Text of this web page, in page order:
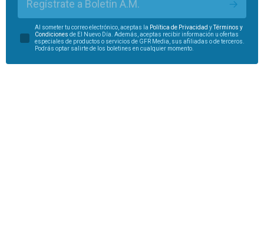
Regístrate a Boletín A.M.
Al someter tu correo electrónico, aceptas la Política de Privacidad y
Términos y
Condiciones de El Nuevo Día. Además, aceptas recibir información u ofertas
especiales de productos o servicios de GFR Media, sus afiliadas o de terceros.
Podrás optar salirte de los boletines en cualquier momento.